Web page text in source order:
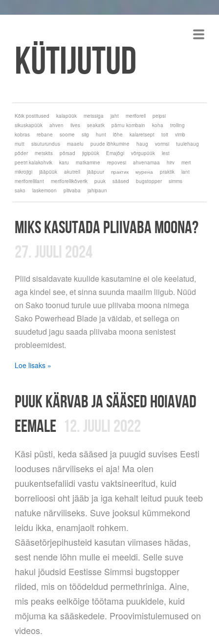
Kütijutud
Kõik postitused kalapüük metssiga jaht meriforell
peipsi
sikuskapüük
ahven ilves seakatk pärnu kombain koha
trolling
kobras
rebane soome siig hunt lõhe kalaretsept toit
vimb
mutt
sisuturundus maaelu puude lõhkumine haug vormsi
tuulehaug
põder
metskits põrsad jigipüük Emajõgi võrgupüük
lest
peetri kalakohvik
karu matkamine repovesi ahvenamaa hirv
meri
mikrojigi
jääpüük akutrell jääpuur практик мурена praktik
lant
meriforellilant
meriforellikõverik puuk sääsed bugstopper
simms
sako
laskemoon pliivaba jahipaun
MIKS KASUTADA PLIIVABA MOONA?
27. JUULI 2024
Pliid sisaldavate kuulide kasutamine ei ole keelatud,
aga kindel see, et sinna suunda maailm liigub. Nüüd
on Sako toonud turule uue pliivaba moona nimega
Sako Powerhead Blade ja väidab, et sellega on
suudetud jagu saada pliivaba moona senistest
probleemidest.
Loe lisaks »
PUUK KÄRVAB JA SÄÄSED HOIAVAD
EEMALE 12. JUULI 2022
Käsi püsti, keda sääsed ja puugid suvises Eesti
looduses närviliseks ei aja! Ma olen
puukentsefaliidi vastu vaktsineeritud, kuid
borrelioosi oht jääb ja iga kehalt leitud puuk teeb
natuke närviliseks. Suve jooksul kümmekond
leidu ikka, enamjaolt rohkem.
Sääsetõrjepihusteid kasutan viimases hädas,
sest nende lõhn mulle ei meeldi. Selle suve
hakul jõudsid Eestisse Simmsi bugstopper
riided, mis on töödeldud permethriniga. Aine,
mis peaks eelkõige töötama puukidele, kuid
mõjuma ka sääskedele. Proovimistulemused on
videos.